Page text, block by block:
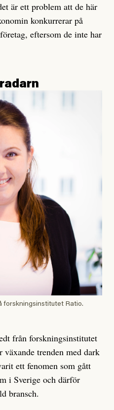
är ett problem att de här
konkurrerar på
eftersom de inte har
forskningsinstitutet Ratio.
från forskningsinstitutet
trenden med dark
ett fenomen som gått
i Sverige och därför
bransch.